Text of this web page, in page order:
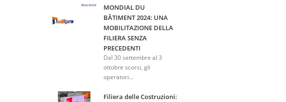
MONDIAL DU
BÂTIMENT 2024: UNA
MOBILITAZIONE DELLA
FILIERA SENZA
PRECEDENTI
Dal 30 settembre al 3
ottobre scorsi, gli
operatori...
Filiera delle Costruzioni: